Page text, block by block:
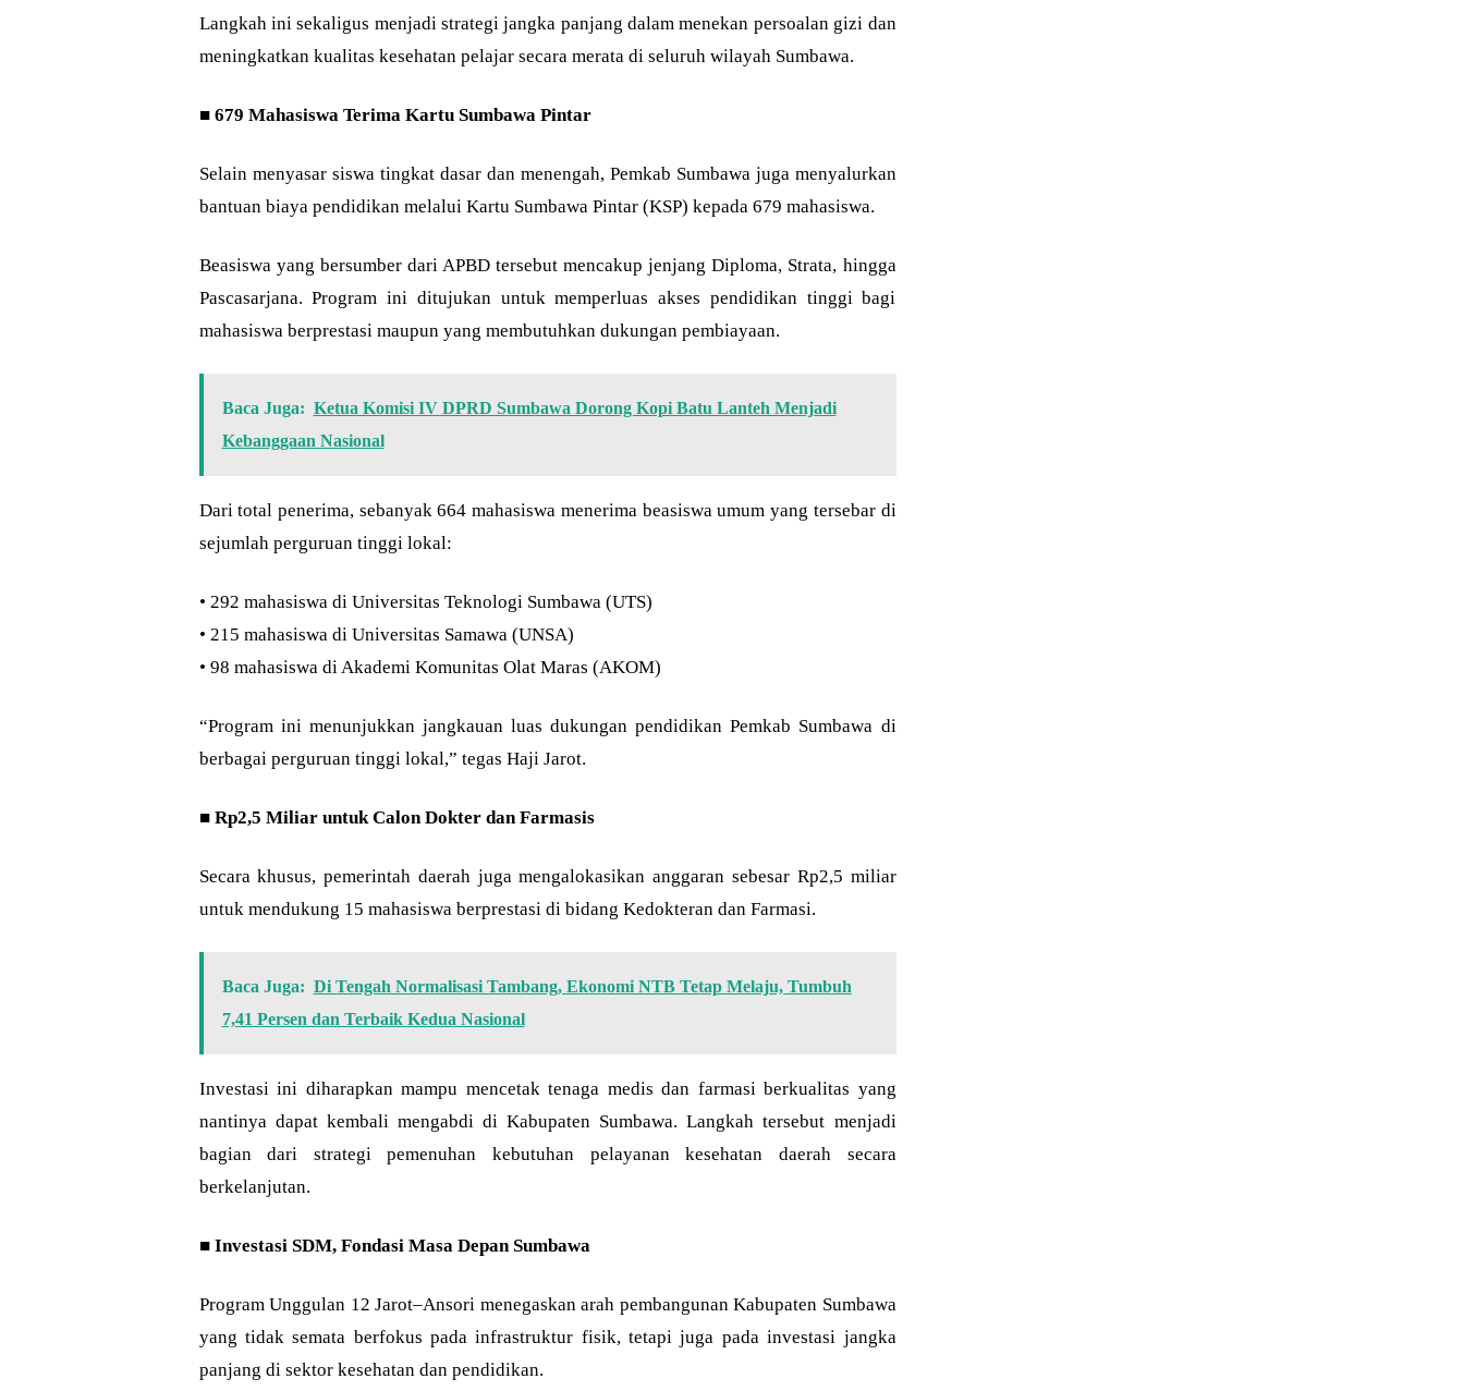
Langkah ini sekaligus menjadi strategi jangka panjang dalam menekan persoalan gizi dan
meningkatkan kualitas kesehatan pelajar secara merata di seluruh wilayah Sumbawa.
■ 679 Mahasiswa Terima Kartu Sumbawa Pintar
Selain menyasar siswa tingkat dasar dan menengah, Pemkab Sumbawa juga menyalurkan
bantuan biaya pendidikan melalui Kartu Sumbawa Pintar (KSP) kepada 679 mahasiswa.
Beasiswa yang bersumber dari APBD tersebut mencakup jenjang Diploma, Strata, hingga
Pascasarjana. Program ini ditujukan untuk memperluas akses pendidikan tinggi bagi
mahasiswa berprestasi maupun yang membutuhkan dukungan pembiayaan.
Baca Juga: Ketua Komisi IV DPRD Sumbawa Dorong Kopi Batu Lanteh Menjadi
Kebanggaan Nasional
Dari total penerima, sebanyak 664 mahasiswa menerima beasiswa umum yang tersebar di
sejumlah perguruan tinggi lokal:
• 292 mahasiswa di Universitas Teknologi Sumbawa (UTS)
• 215 mahasiswa di Universitas Samawa (UNSA)
• 98 mahasiswa di Akademi Komunitas Olat Maras (AKOM)
“Program ini menunjukkan jangkauan luas dukungan pendidikan Pemkab Sumbawa di
berbagai perguruan tinggi lokal,” tegas Haji Jarot.
■ Rp2,5 Miliar untuk Calon Dokter dan Farmasis
Secara khusus, pemerintah daerah juga mengalokasikan anggaran sebesar Rp2,5 miliar
untuk mendukung 15 mahasiswa berprestasi di bidang Kedokteran dan Farmasi.
Baca Juga: Di Tengah Normalisasi Tambang, Ekonomi NTB Tetap Melaju, Tumbuh
7,41 Persen dan Terbaik Kedua Nasional
Investasi ini diharapkan mampu mencetak tenaga medis dan farmasi berkualitas yang
nantinya dapat kembali mengabdi di Kabupaten Sumbawa. Langkah tersebut menjadi
bagian dari strategi pemenuhan kebutuhan pelayanan kesehatan daerah secara
berkelanjutan.
■ Investasi SDM, Fondasi Masa Depan Sumbawa
Program Unggulan 12 Jarot–Ansori menegaskan arah pembangunan Kabupaten Sumbawa
yang tidak semata berfokus pada infrastruktur fisik, tetapi juga pada investasi jangka
panjang di sektor kesehatan dan pendidikan.